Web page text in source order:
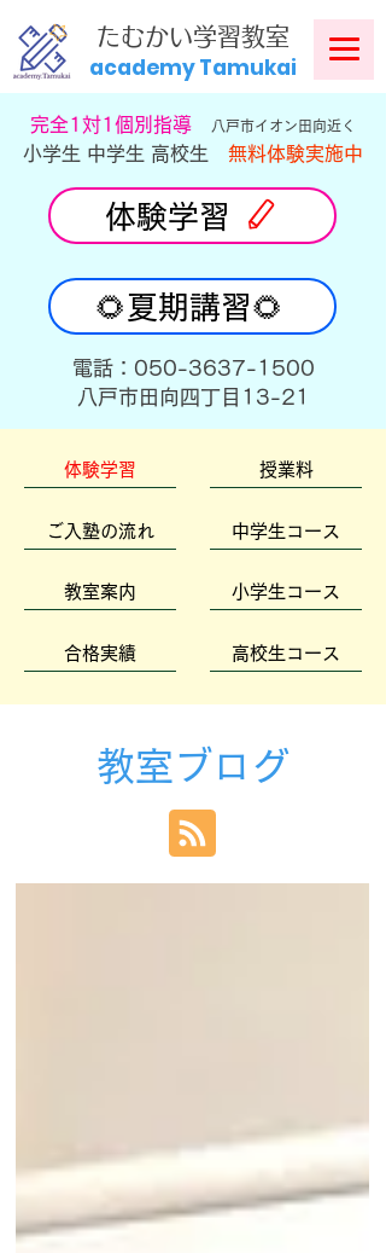
​たむかい学習教室
academy Tamukai
​完全1対1個別指導 八戸市イオン田向近く
小学生 中学生 高校生 無料体験実施中
体験学習
🌻夏期講習🌻
​電話：050-3637-1500
​八戸市田向四丁目13-21
体験学習
ご入塾の流れ
教室案内
合格実績
授業料
中学生コース
小学生コース
高校生コース
教室ブログ